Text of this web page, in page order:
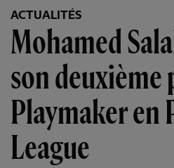
ACTUALITÉS
Mohamed
son deuxième
Playmaker en
League